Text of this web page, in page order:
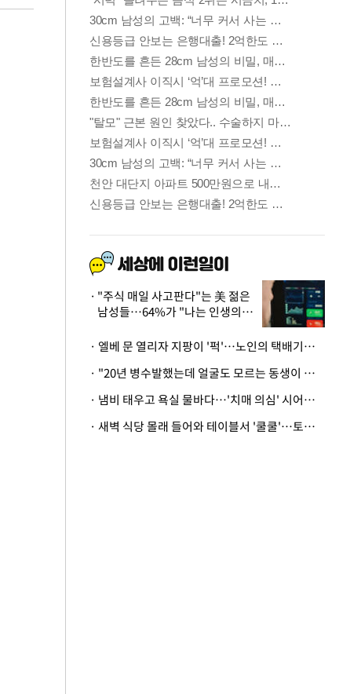
"주식 매일 사고판다"는 美 젊은
남성들…64%가 "나는 인생의
· 엘베 문 열리자 지팡이 '퍽'…노인의 택배기사 폭행 이유
· "20년 병수발했는데 얼굴도 모르는 동생이 유산 절반을"…배다른 형제 상속권 있을까
· 냄비 태우고 욕실 물바다…'치매 의심' 시어머니 검사 권유했다가 '날벼락'
· 새벽 식당 몰래 들어와 테이블서 '쿨쿨'…토사물 남기고 사라진 남성